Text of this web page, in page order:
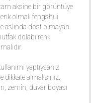
aksine bir görüntüye
olmalı fengshui
aslında dost olmayan
dolabı renk
yaptıysanız
almalısınız.
zemin, duvar boyası